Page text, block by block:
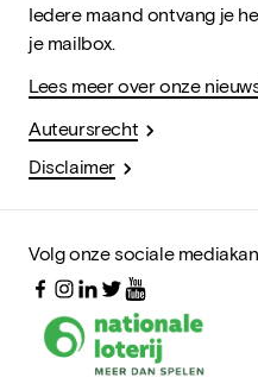
Iedere maand ontvang je
je mailbox.
Lees meer over onze
Auteursrecht
Disclaimer
Volg onze sociale